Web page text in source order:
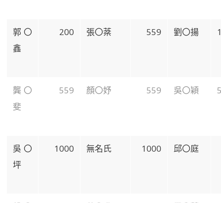
郭〇
鑫
200 張〇棻 559 劉〇揚
龔〇
斐
559 顏〇妤 559 吳〇穎
吳〇
坪
1000 無名氏 1000 邱〇庭